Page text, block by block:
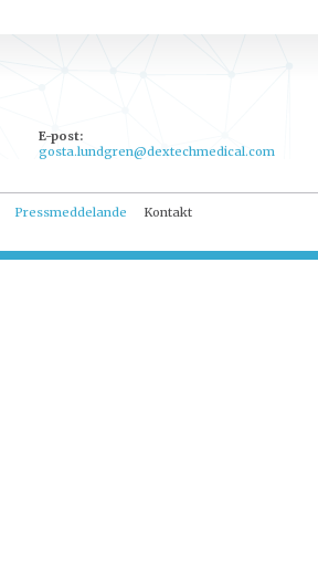
E-post:
gosta.lundgren@dextechmedical.com
Pressmeddelande Kontakt